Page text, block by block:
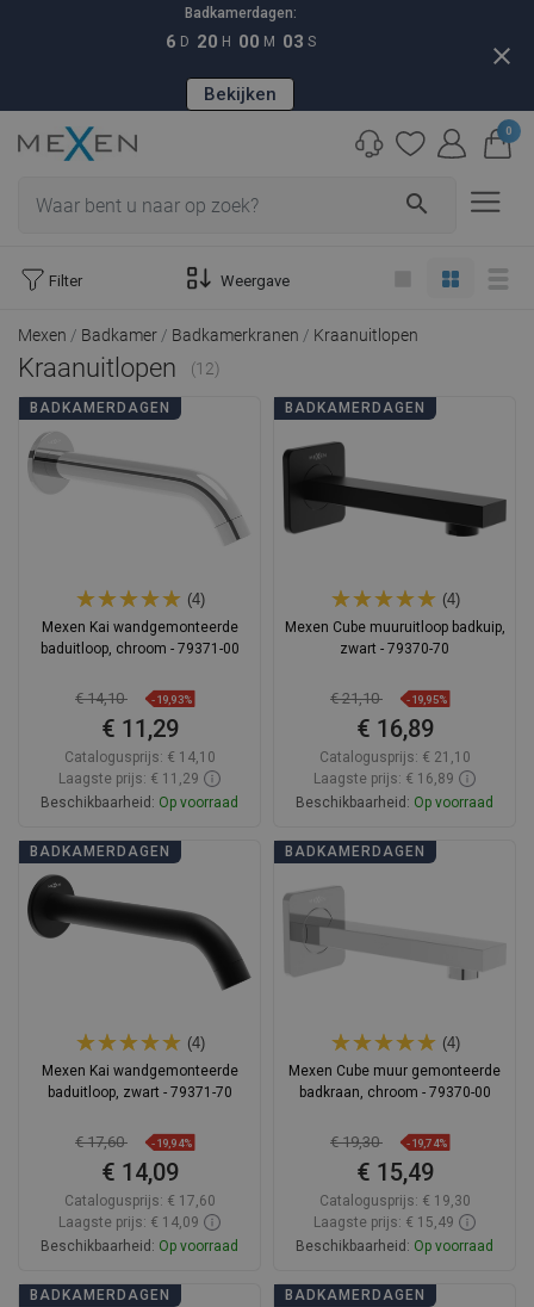
Badkamerdagen:
6 D 20 H 00 M 01 S
Bekijken
close
search
0
Filter Weergave
Mexen Badkamer Badkamerkranen Kraanuitlopen
Kraanuitlopen (12)
BADKAMERDAGEN
(4)
Mexen Kai wandgemonteerde
baduitloop, chroom - 79371-00
€ 14,10 -19,93%
€ 11,29
Catalogusprijs: € 14,10
Laagste prijs: € 11,29
Beschikbaarheid: Op voorraad
In winkelwagen
Vergelijk
BADKAMERDAGEN
(4)
Mexen Cube muuruitloop badkuip,
zwart - 79370-70
€ 21,10 -19,95%
€ 16,89
Catalogusprijs: € 21,10
Laagste prijs: € 16,89
Beschikbaarheid: Op voorraad
In winkelwagen
Vergelijk
BADKAMERDAGEN
(4)
Mexen Kai wandgemonteerde
baduitloop, zwart - 79371-70
€ 17,60 -19,94%
€ 14,09
Catalogusprijs: € 17,60
Laagste prijs: € 14,09
Beschikbaarheid: Op voorraad
In winkelwagen
BADKAMERDAGEN
(4)
Mexen Cube muur gemonteerde
badkraan, chroom - 79370-00
€ 19,30 -19,74%
€ 15,49
Catalogusprijs: € 19,30
Laagste prijs: € 15,49
Beschikbaarheid: Op voorraad
In winkelwagen
BADKAMERDAGEN BADKAMERDAGEN